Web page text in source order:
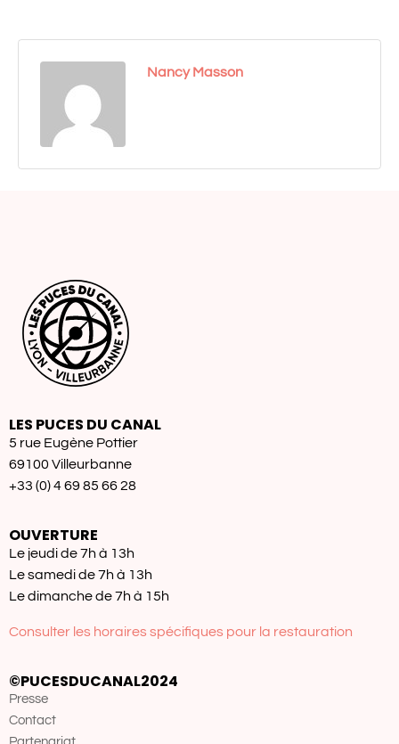
Nancy Masson
LES PUCES DU CANAL
5 rue Eugène Pottier
69100 Villeurbanne
+33 (0) 4 69 85 66 28
OUVERTURE
Le jeudi de 7h à 13h
Le samedi de 7h à 13h
Le dimanche de 7h à 15h
Consulter les horaires spécifiques pour la restauration
©PUCESDUCANAL2024
Presse
Contact